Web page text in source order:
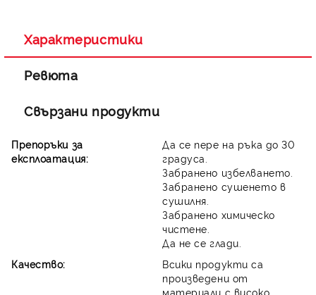
Характеристики
Ревюта
Свързани продукти
Препоръки за
експлоатация:
Да се пере на ръка до 30
градуса.
Забранено избелването.
Забранено сушенето в
сушилня.
Забранено химическо
чистене.
Да не се глади.
Качество:
Всики продукти са
произведени от
материали с високо